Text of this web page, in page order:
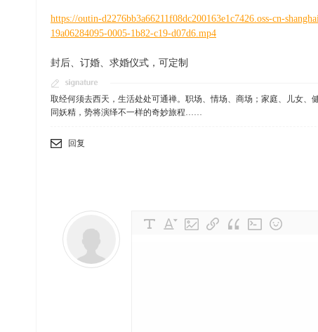
https://outin-d2276bb3a66211f08dc200163e1c7426.oss-cn-
19a06284095-0005-1b82-c19-d07d6.mp4
封后、订婚、求婚仪式，可定制
取经何须去西天，生活处处可通禅。职场、情场、商场；家庭、儿女
同妖精，势将演绎不一样的奇妙旅程……
回复